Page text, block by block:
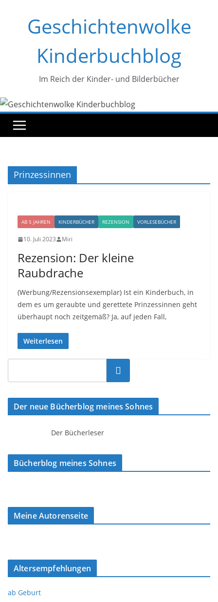
springenGeschichtenwolke
Kinderbuchblog
Im Reich der Kinder- und Bilderbücher
Prinzessinnen
AB 5 JAHREN KINDERBÜCHER REZENSION VORLESEBÜCHER
10. Juli 2023 Miri
Rezension: Der kleine
Raubdrache
(Werbung/Rezensionsexemplar) Ist ein Kinderbuch, in
dem es um geraubte und gerettete Prinzessinnen geht
überhaupt noch zeitgemäß? Ja, auf jeden Fall,
Weiterlesen
Suchen
Der neue Bücherblog meines Sohnes
Der Bücherleser
Bücherblog meines Sohnes
Meine Autorenseite
Altersempfehlungen
ab Geburt